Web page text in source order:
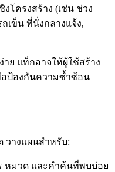
งโครงสร้าง (เช่น ช่วง
ถเข็น ที่นั่งกลางแจ้ง,
ย แท็กอาจให้ผู้ใช้สร้าง
อป้องกันความซ้ำซ้อน
วางแผนสำหรับ:
หมวด และคำค้นที่พบบ่อย